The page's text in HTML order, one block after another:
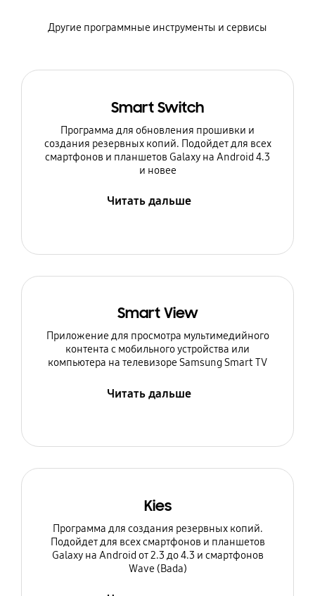
Другие программные инструменты и сервисы
Smart Switch
Программа для обновления прошивки и
создания резервных копий. Подойдет для всех
смартфонов и планшетов Galaxy на Android 4.3
и новее
Читать дальше
Smart View
Приложение для просмотра мультимедийного
контента с мобильного устройства или
компьютера на телевизоре Samsung Smart TV
Читать дальше
Kies
Программа для создания резервных копий.
Подойдет для всех смартфонов и планшетов
Galaxy на Android от 2.3 до 4.3 и смартфонов
Wave (Bada)